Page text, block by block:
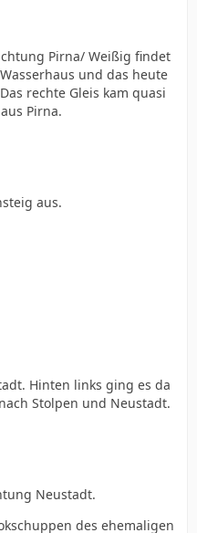
Pirna/ Weißig findet
und das heute
rechte Gleis kam quasi
Pirna.
aus.
Hinten links ging es da
Stolpen und Neustadt.
Neustadt.
des ehemaligen